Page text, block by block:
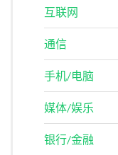
互联网
通信
手机/电脑
媒体/娱乐
银行/金融